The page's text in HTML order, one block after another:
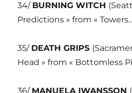
34/ BURNING WITCH
Predictions » from «
35/ DEATH GRIPS
Head » from « Bottomless
36/ MANUELA IWANSSON